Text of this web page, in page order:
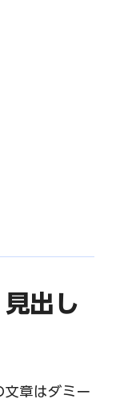
出し
文章はダミー